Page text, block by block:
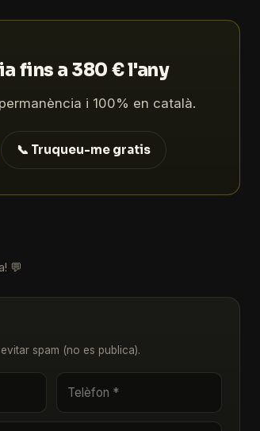
fins a 380 € l'any
i 100% en català.
📞 Truqueu-me gratis
💬
spam (no es publica).